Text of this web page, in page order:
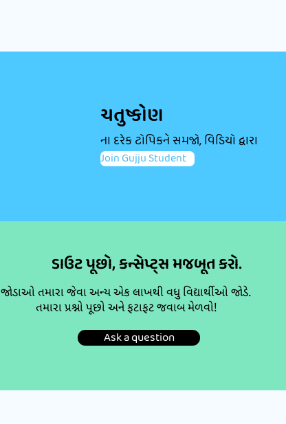
ના દરેક ટોપિકને સમજો, વિડિયો દ્વારા
Join Gujju Student
ચતુષ્કોણ
ડાઉટ પૂછો, કન્સેપ્ટ્સ મજબૂત કરો.
જોડાઓ તમારા જેવા અન્ય એક લાખથી વધુ વિદ્યાર્થીઓ જોડે.
તમારા પ્રશ્નો પૂછો અને ફટાફટ જવાબ મેળવો!
Ask a question